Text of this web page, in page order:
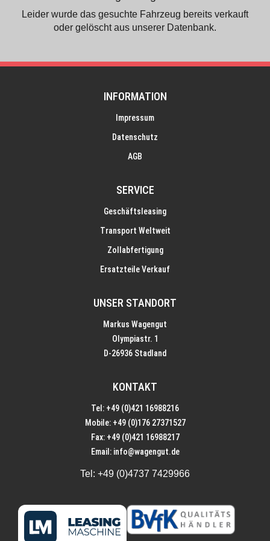
Leider wurde das gesuchte Fahrzeug bereits verkauft
oder gelöscht aus unserer Datenbank.
INFORMATION
Impressum
Datenschutz
AGB
SERVICE
Geschäftsleasing
Transport Weltweit
Zollabfertigung
Ersatzteile Verkauf
UNSER STANDORT
Markus Wagengut
Olympiastr. 1
D-26936 Stadland
KONTAKT
Tel: +49 (0)421 16988216
Mobile: +49 (0)176 27371527
Fax: +49 (0)421 16988217
Email: info@wagengut.de
Tel: +49 (0)4737 7429966